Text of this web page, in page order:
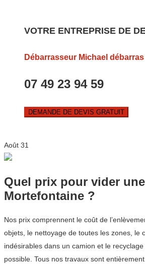
VOTRE ENTREPRISE DE
Débarrasseur Michael débarras
07 49 23 94 59
DEMANDE DE DEVIS GRATUIT
Août 31
Quel prix pour vider
Mortefontaine ?
Nos prix comprennent le coût de
objets, le nettoyage de toutes les zones, le
indésirables dans un camion et le
possible. Tous nos travaux sont